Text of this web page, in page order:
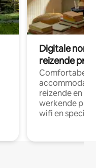
Digitale
reizende
Comfortabele
reizende en
werkende
wifi en